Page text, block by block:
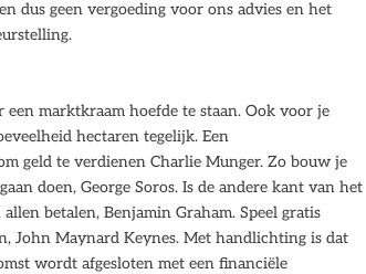
dus geen vergoeding voor ons advies en het
marktkraam hoefde te staan. Ook voor je
hectaren tegelijk. Een
geld te verdienen Charlie Munger. Zo bouw je
doen, George Soros. Is de andere kant van het
betalen, Benjamin Graham. Speel gratis
John Maynard Keynes. Met handlichting is dat
wordt afgesloten met een financiële